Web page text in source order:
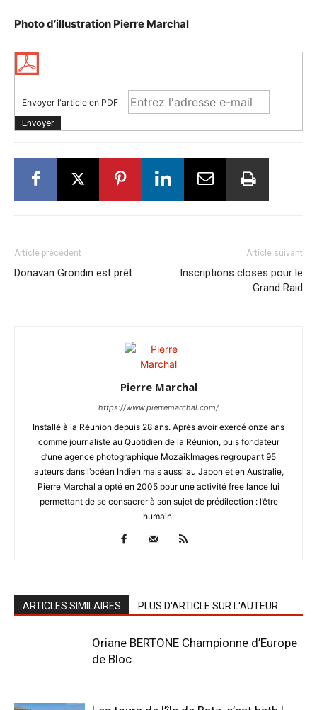
Photo d’illustration Pierre Marchal
Envoyer l'article en PDF
Article précédent
Donavan Grondin est prêt
Article suivant
Inscriptions closes pour le
Grand Raid
Pierre Marchal
https://www.pierremarchal.com/
Installé à la Réunion depuis 28 ans. Après avoir exercé onze ans
comme journaliste au Quotidien de la Réunion, puis fondateur
d’une agence photographique MozaikImages regroupant 95
auteurs dans l’océan Indien mais aussi au Japon et en Australie,
Pierre Marchal a opté en 2005 pour une activité free lance lui
permettant de se consacrer à son sujet de prédilection : l’être
humain.
ARTICLES SIMILAIRES PLUS D'ARTICLE SUR L'AUTEUR
Oriane BERTONE Championne d’Europe
de Bloc